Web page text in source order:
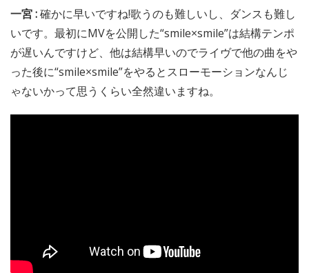
一宮 :確かに早いですね!歌うのも難しいし、ダンスも難し
いです。最初にMVを公開した“smile×smile”は結構テンポ
が遅いんですけど、他は結構早いのでライヴで他の曲をや
った後に“smile×smile”をやるとスローモーションなんじ
ゃないかって思うくらい全然違いますね。